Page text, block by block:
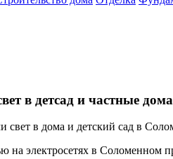
в детсад и частные
свет в дома и детский сад в
электросетях в Соломенном